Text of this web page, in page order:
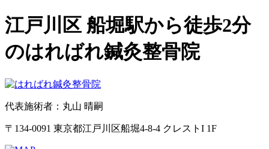
江戸川区 船堀駅から徒歩2分
のはればれ鍼灸整骨院
代表施術者：丸山 晴嗣
〒134-0091 東京都江戸川区船堀4-8-4 クレストI 1F